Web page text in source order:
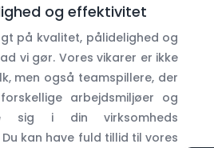
og effektivitet
på kvalitet, pålidelighed og
vi gør. Vores vikarer er ikke
men også teamspillere, der
arbejdsmiljøer og
sig i din virksomheds
kan have fuld tillid til vores